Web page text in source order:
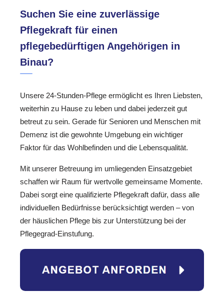
Suchen Sie eine zuverlässige
Pflegekraft für einen
pflegebedürftigen Angehörigen in
Binau?
Unsere 24-Stunden-Pflege ermöglicht es Ihren Liebsten,
weiterhin zu Hause zu leben und dabei jederzeit gut
betreut zu sein. Gerade für Senioren und Menschen mit
Demenz ist die gewohnte Umgebung ein wichtiger
Faktor für das Wohlbefinden und die Lebensqualität.
Mit unserer Betreuung im umliegenden Einsatzgebiet
schaffen wir Raum für wertvolle gemeinsame Momente.
Dabei sorgt eine qualifizierte Pflegekraft dafür, dass alle
individuellen Bedürfnisse berücksichtigt werden – von
der häuslichen Pflege bis zur Unterstützung bei der
Pflegegrad-Einstufung.